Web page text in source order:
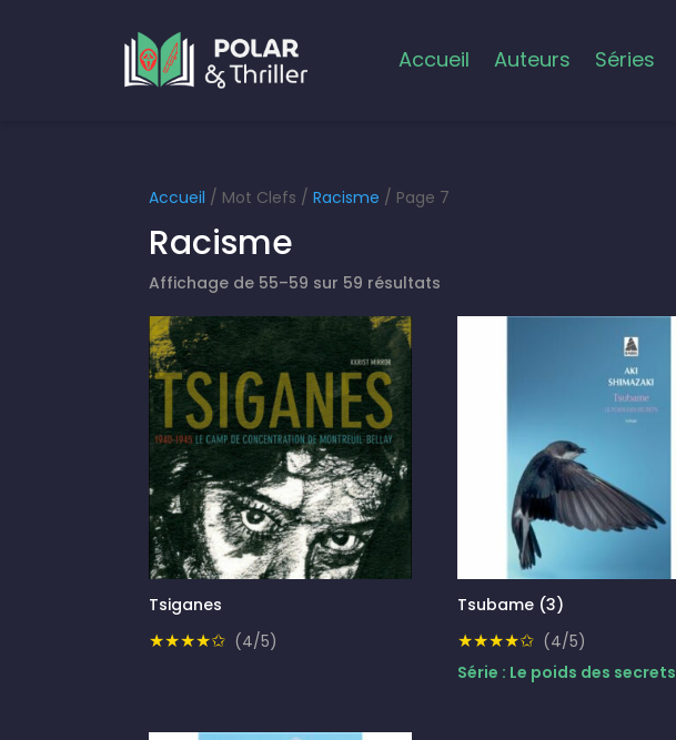
Accueil Auteurs Séries
Accueil / Mot Clefs /Racisme / Page 7
Racisme
Affichage de 55–59 sur 59 résultats
Tsiganes
★★★★✩ (4/5)
Tsubame (3)
★★★★✩ (4/5)
Série : Le poids des secrets